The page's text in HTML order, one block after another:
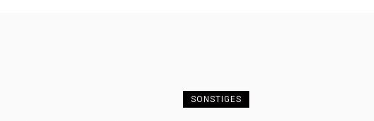
SONSTIGES